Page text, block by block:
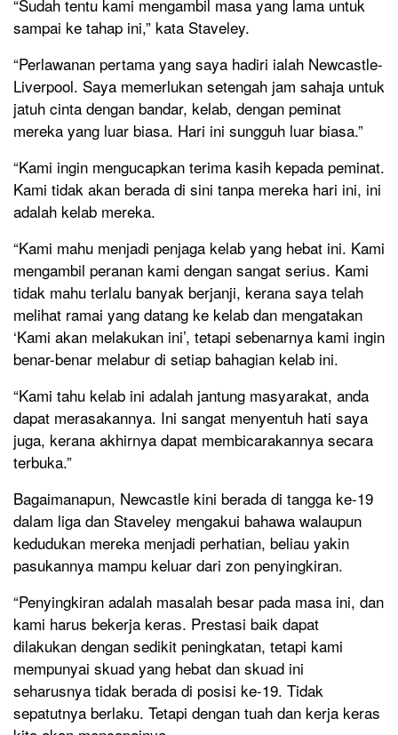
“Sudah tentu kami mengambil masa yang lama untuk
sampai ke tahap ini,” kata Staveley.
“Perlawanan pertama yang saya hadiri ialah Newcastle-
Liverpool. Saya memerlukan setengah jam sahaja untuk
jatuh cinta dengan bandar, kelab, dengan peminat
mereka yang luar biasa. Hari ini sungguh luar biasa.”
“Kami ingin mengucapkan terima kasih kepada peminat.
Kami tidak akan berada di sini tanpa mereka hari ini, ini
adalah kelab mereka.
“Kami mahu menjadi penjaga kelab yang hebat ini. Kami
mengambil peranan kami dengan sangat serius. Kami
tidak mahu terlalu banyak berjanji, kerana saya telah
melihat ramai yang datang ke kelab dan mengatakan
‘Kami akan melakukan ini’, tetapi sebenarnya kami ingin
benar-benar melabur di setiap bahagian kelab ini.
“Kami tahu kelab ini adalah jantung masyarakat, anda
dapat merasakannya. Ini sangat menyentuh hati saya
juga, kerana akhirnya dapat membicarakannya secara
terbuka.”
Bagaimanapun, Newcastle kini berada di tangga ke-19
dalam liga dan Staveley mengakui bahawa walaupun
kedudukan mereka menjadi perhatian, beliau yakin
pasukannya mampu keluar dari zon penyingkiran.
“Penyingkiran adalah masalah besar pada masa ini, dan
kami harus bekerja keras. Prestasi baik dapat
dilakukan dengan sedikit peningkatan, tetapi kami
mempunyai skuad yang hebat dan skuad ini
seharusnya tidak berada di posisi ke-19. Tidak
sepatutnya berlaku. Tetapi dengan tuah dan kerja keras